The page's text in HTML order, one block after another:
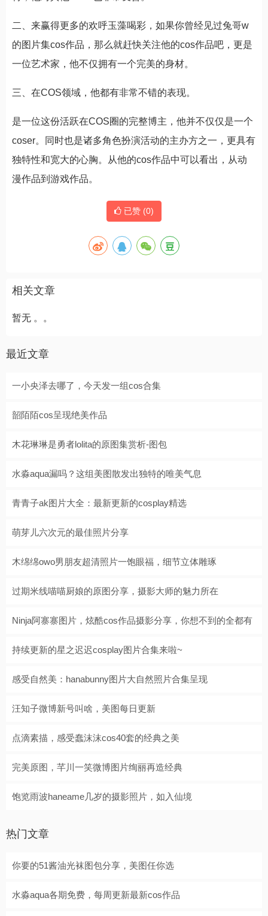
二、来赢得更多的欢呼玉藻喝彩，如果你曾经见过兔哥w
的图片集cos作品，那么就赶快关注他的cos作品吧，更是
一位艺术家，他不仅拥有一个完美的身材。
三、在COS领域，他都有非常不错的表现。
是一位这份活跃在COS圈的完整博主，他并不仅仅是一个
coser。同时也是诸多角色扮演活动的主办方之一，更具有
独特性和宽大的心胸。从他的cos作品中可以看出，从动
漫作品到游戏作品。
已赞 (0)
相关文章
暂无 。。
最近文章
一小央泽去哪了，今天发一组cos合集
韶陌陌cos呈现绝美作品
木花琳琳是勇者lolita的原图集赏析-图包
水淼aqua漏吗？这组美图散发出独特的唯美气息
青青子ak图片大全：最新更新的cosplay精选
萌芽儿六次元的最佳照片分享
木绵绵owo男朋友超清照片一饱眼福，细节立体雕琢
过期米线喵喵厨娘的原图分享，摄影大师的魅力所在
Ninja阿寨寨图片，炫酷cos作品摄影分享，你想不到的全都有
持续更新的星之迟迟cosplay图片合集来啦~
感受自然美：hanabunny图片大自然照片合集呈现
汪知子微博新号叫啥，美图每日更新
点滴素描，感受蠢沫沫cos40套的经典之美
完美原图，芊川一笑微博图片绚丽再造经典
饱览雨波haneame几岁的摄影照片，如入仙境
热门文章
你要的51酱油光袜图包分享，美图任你选
水淼aqua各期免费，每周更新最新cos作品